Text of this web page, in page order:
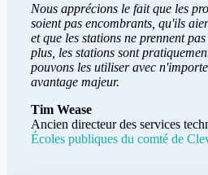
Nous apprécions le fait que les
soient pas encombrants, qu'ils
et que les stations ne prennent
plus, les stations sont
pouvons les utiliser avec
avantage majeur.
Tim Wease
Ancien directeur des services
Écoles publiques du comté de